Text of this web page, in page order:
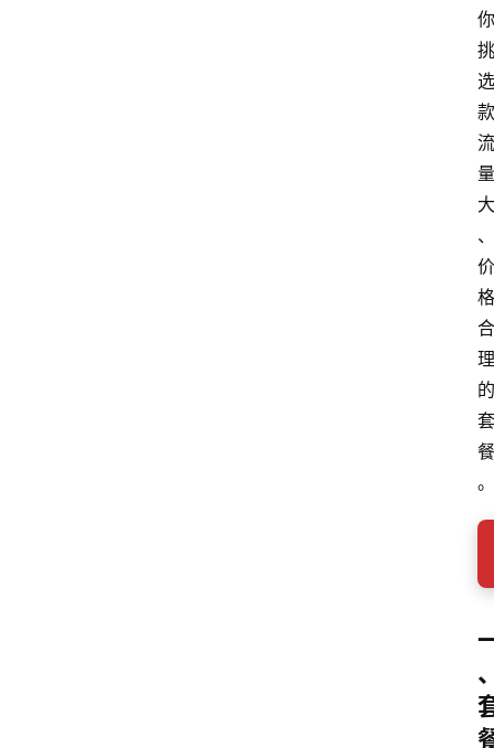
你
挑
选
款
流
量
大
、
价
格
合
理
的
套
餐
。